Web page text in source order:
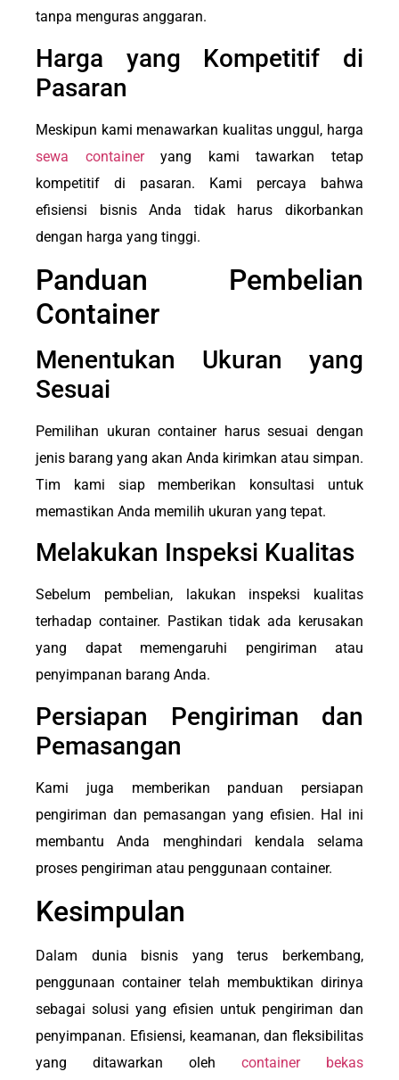
tanpa menguras anggaran.
Harga yang Kompetitif di
Pasaran
Meskipun kami menawarkan kualitas unggul, harga
sewa containeryang kami tawarkan tetap
kompetitif di pasaran. Kami percaya bahwa
efisiensi bisnis Anda tidak harus dikorbankan
dengan harga yang tinggi.
Panduan Pembelian
Container
Menentukan Ukuran yang
Sesuai
Pemilihan ukuran container harus sesuai dengan
jenis barang yang akan Anda kirimkan atau simpan.
Tim kami siap memberikan konsultasi untuk
memastikan Anda memilih ukuran yang tepat.
Melakukan Inspeksi Kualitas
Sebelum pembelian, lakukan inspeksi kualitas
terhadap container. Pastikan tidak ada kerusakan
yang dapat memengaruhi pengiriman atau
penyimpanan barang Anda.
Persiapan Pengiriman dan
Pemasangan
Kami juga memberikan panduan persiapan
pengiriman dan pemasangan yang efisien. Hal ini
membantu Anda menghindari kendala selama
proses pengiriman atau penggunaan container.
Kesimpulan
Dalam dunia bisnis yang terus berkembang,
penggunaan container telah membuktikan dirinya
sebagai solusi yang efisien untuk pengiriman dan
penyimpanan. Efisiensi, keamanan, dan fleksibilitas
yang ditawarkan oleh container bekas